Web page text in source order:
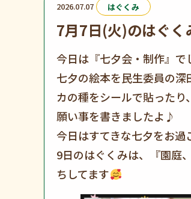
投稿記事
2026.07.07 はぐくみ
7月7日(火)のはぐ
今日は『七夕会・制作』で
七夕の絵本を民生委員の
カの種をシールで貼った
願い事を書きましたよ♪
今日はすてきな七夕をお過
9日のはぐくみは、『園庭
ちしてます